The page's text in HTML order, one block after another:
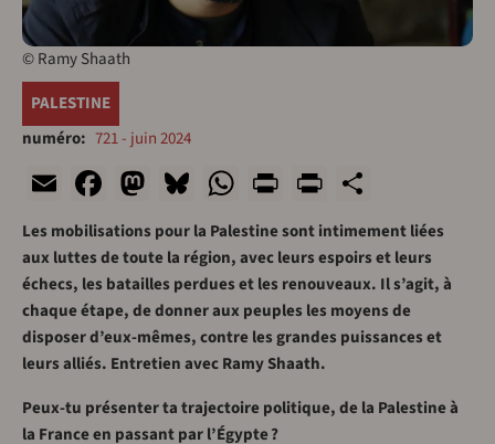
© Ramy Shaath
PALESTINE
numéro
721 - juin 2024
EmailFacebook
Mastodon
Bluesky
WhatsApp
Print
Les mobilisations pour la Palestine sont intimement liées
aux luttes de toute la région, avec leurs espoirs et leurs
échecs, les batailles perdues et les renouveaux. Il s’agit, à
chaque étape, de donner aux peuples les moyens de
disposer d’eux-mêmes, contre les grandes puissances et
leurs alliés. Entretien avec Ramy Shaath.
Peux-tu présenter ta trajectoire politique, de la Palestine à
la France en passant par l’Égypte ?